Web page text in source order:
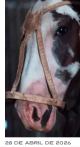
28 de abril de 2026